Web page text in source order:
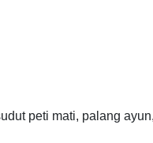
peti mati, palang